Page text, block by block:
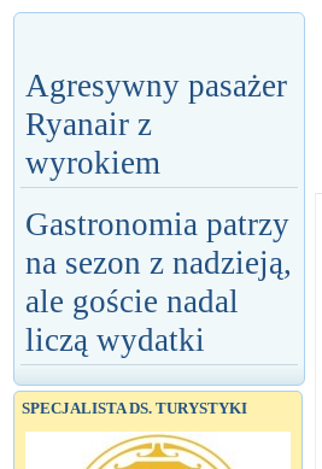
Agresywny pasażer
Ryanair z
wyrokiem
Gastronomia patrzy
na sezon z nadzieją,
ale goście nadal
liczą wydatki
SPECJALISTA DS. TURYSTYKI